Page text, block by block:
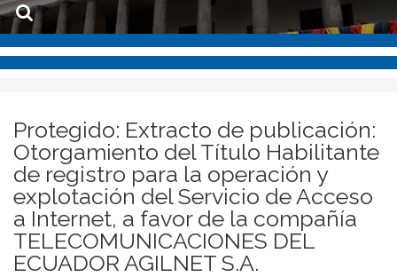
Protegido: Extracto de publicación:
Otorgamiento del Título Habilitante
de registro para la operación y
explotación del Servicio de Acceso
a Internet, a favor de la compañía
TELECOMUNICACIONES DEL
ECUADOR AGILNET S.A.